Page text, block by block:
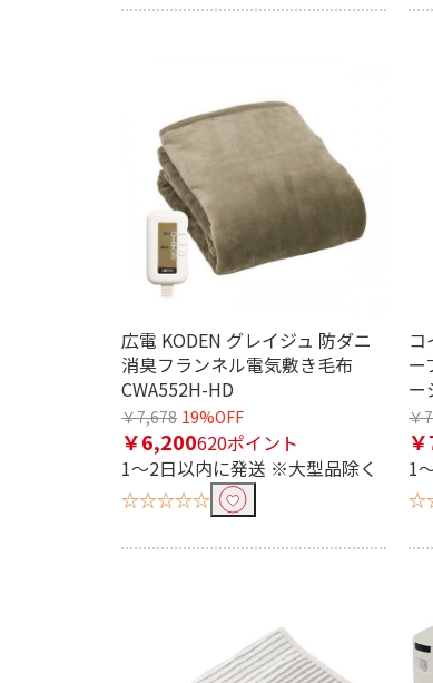
広電 KODEN グレイジュ 防ダニ
消臭フランネル電気敷き毛布
CWA552H-HD
￥7,678 19%OFF
￥6,200620ポイント
1～2日以内に発送 ※大型品除く
☆☆☆☆☆
コ
ー
ー
￥
1
適用畳数(木造)で絞り込む
11～15畳
適用畳数(鉄筋)で絞り込む
16～20畳